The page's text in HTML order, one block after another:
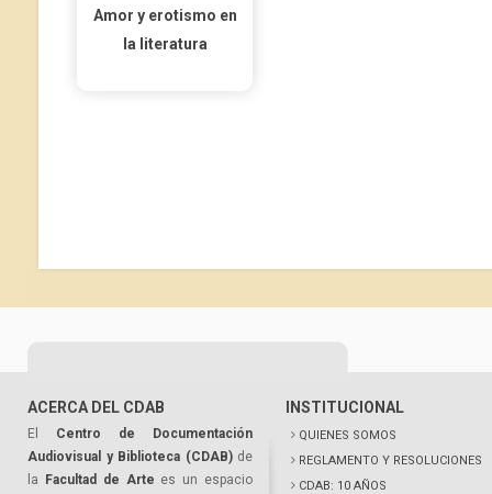
Amor y erotismo en
la literatura
ACERCA DEL CDAB
El Centro de Documentación
Audiovisual y Biblioteca (CDAB)de
la
Facultad de Arte es un espacio
INSTITUCIONAL
QUIENES SOMOS
REGLAMENTO Y RESOLUCIONES
CDAB: 10 AÑOS